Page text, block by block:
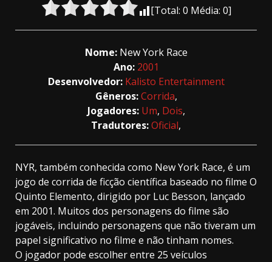
[Total: 0 Média: 0]
Nome: New York Race
Ano: 2001
Desenvolvedor: Kalisto Entertainment
Gêneros:Corrida,
Jogadores: Um, Dois,
Tradutores:Oficial,
NYR, também conhecida como New York Race, é um
jogo de corrida de ficção científica baseado no filme O
Quinto Elemento, dirigido por Luc Besson, lançado
em 2001. Muitos dos personagens do filme são
jogáveis, incluindo personagens que não tiveram um
papel significativo no filme e não tinham nomes.
O jogador pode escolher entre 25 veículos